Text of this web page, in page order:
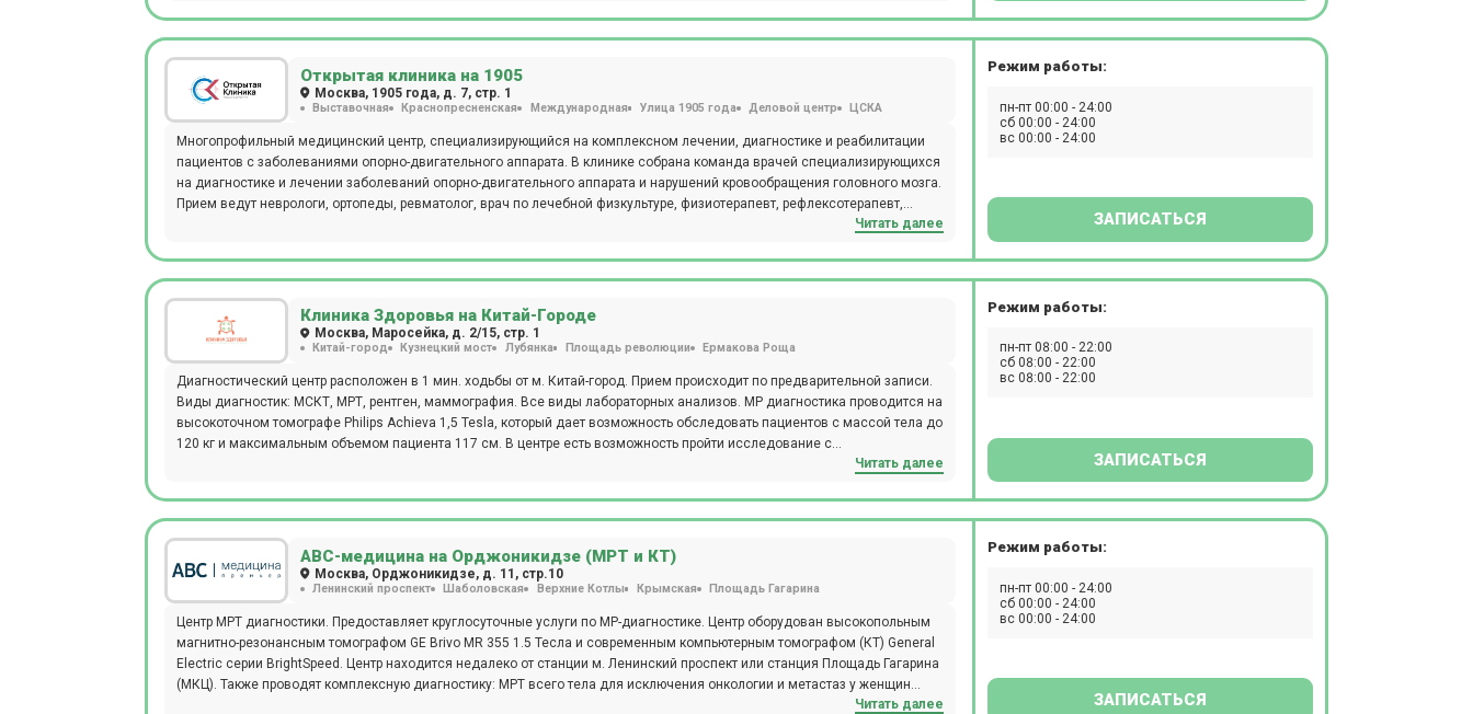
Открытая клиника на 1905
Москва, 1905 года, д. 7, стр. 1
Выставочная Краснопресненская Международная Улица 1905 года Деловой центр ЦСКА
Многопрофильный медицинский центр, специализирующийся на комплексном лечении, диагностике и реабилитации
пациентов с заболеваниями опорно-двигательного аппарата. В клинике собрана команда врачей специализирующихся
на диагностике и лечении заболеваний опорно-двигательного аппарата и нарушений кровообращения головного мозга.
Прием ведут неврологи, ортопеды, ревматолог, врач по лечебной физкультуре, физиотерапевт, рефлексотерапевт,
мануальный терапевт, остеопат, эндокринолог, кардиолог, терапевт, дерматолог, диетолог, психокинезиолог,
КТ, УЗИ.
Читать далее
Режим работы:
пн-пт 00:00 - 24:00
сб 00:00 - 24:00
вс 00:00 - 24:00
ЗАПИСАТЬСЯ
Клиника Здоровья на Китай-Городе
Москва, Маросейка, д. 2/15, стр. 1
Китай-город Кузнецкий мост Лубянка Площадь революции Ермакова Роща
Диагностический центр расположен в 1 мин. ходьбы от м. Китай-город. Прием происходит по предварительной записи.
Виды диагностик: МСКТ, МРТ, рентген, маммография. Все виды лабораторных анализов. МР диагностика проводится на
высокоточном томографе Philips Achieva 1,5 Tesla, который дает возможность обследовать пациентов с массой тела до
120 кг и максимальным объемом пациента 117 см. В центре есть возможность пройти исследование с
Читать далее
Режим работы:
пн-пт 08:00 - 22:00
сб 08:00 - 22:00
вс 08:00 - 22:00
ЗАПИСАТЬСЯ
АВС-медицина на Орджоникидзе (МРТ и КТ)
Москва, Орджоникидзе, д. 11, стр.10
Ленинский проспект Шаболовская Верхние Котлы Крымская Площадь Гагарина
Центр МРТ диагностики. Предоставляет круглосуточные услуги по МР-диагностике. Центр оборудован высокопольным
магнитно-резонансным томографом GE Brivo MR 355 1.5 Тесла и современным компьютерным томографом (КТ) General
Electric серии BrightSpeed. Центр находится недалеко от станции м. Ленинский проспект или станция Площадь Гагарина
(МКЦ). Также проводят комплексную диагностику: МРТ всего тела для исключения онкологии и метастаз у женщин
(ТОЛЬКО НОЧЬ), МРТ всего тела для исключения онкологии и метастаз у мужчин (ТОЛЬКО НОЧЬ), МРТ всегоЧитать далее
Режим работы:
пн-пт 00:00 - 24:00
сб 00:00 - 24:00
вс 00:00 - 24:00
ЗАПИСАТЬСЯ